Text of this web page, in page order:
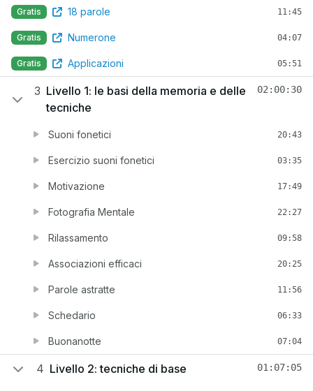
Gratis 18 parole 11:45
Gratis Numerone 04:07
Gratis Applicazioni 05:51
3 Livello 1: le basi della memoria e delle
tecniche
02:00:30
Suoni fonetici 20:43
Esercizio suoni fonetici 03:35
Motivazione 17:49
Fotografia Mentale 22:27
Rilassamento 09:58
Associazioni efficaci 20:25
Parole astratte 11:56
Schedario 06:33
Buonanotte 07:04
4 Livello 2: tecniche di base 01:07:05